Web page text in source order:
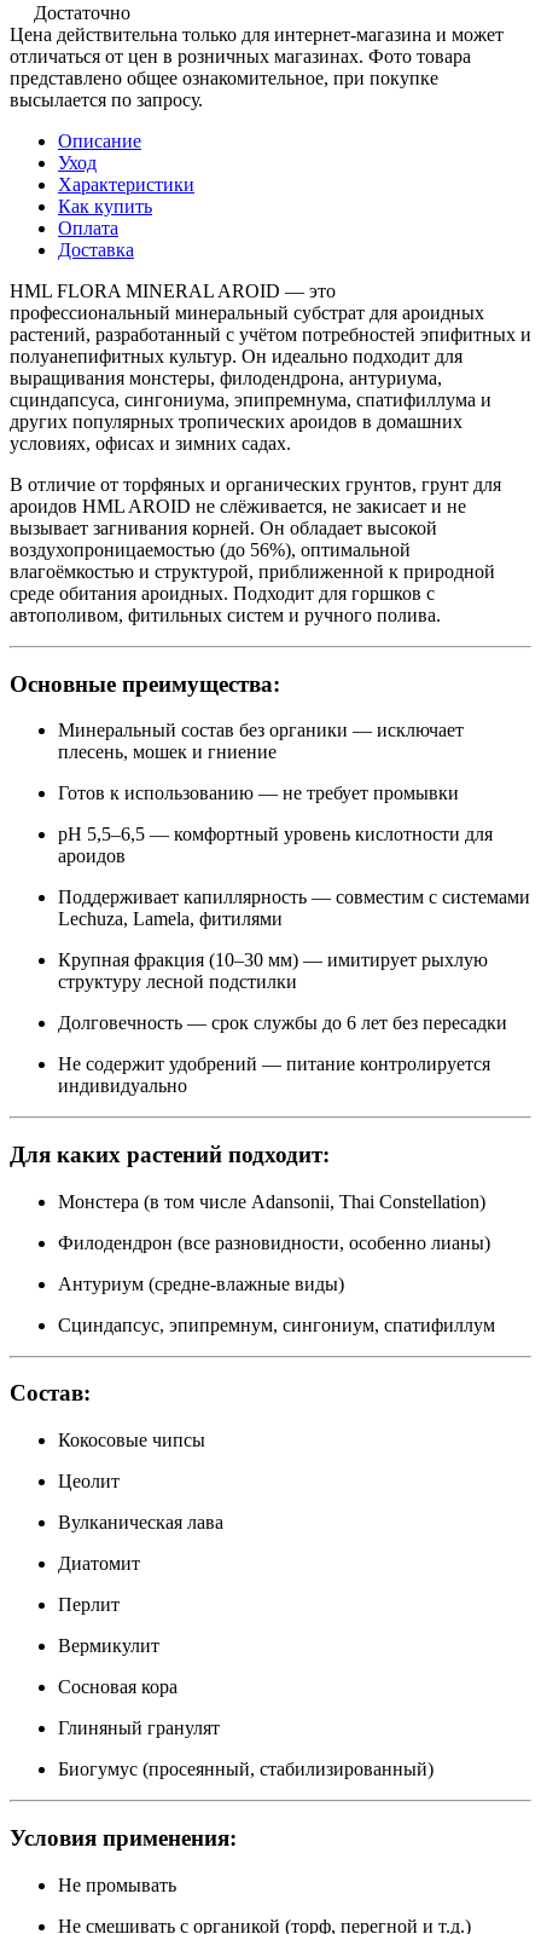
Достаточно
Цена действительна только для интернет-магазина и может
отличаться от цен в розничных магазинах. Фото товара
представлено общее ознакомительное, при покупке
высылается по запросу.
Описание
Уход
Характеристики
Как купить
Оплата
Доставка
HML FLORA MINERAL AROID — это
профессиональный минеральный субстрат для ароидных
растений, разработанный с учётом потребностей эпифитных и
полуанепифитных культур. Он идеально подходит для
выращивания монстеры, филодендрона, антуриума,
сциндапсуса, сингониума, эпипремнума, спатифиллума и
других популярных тропических ароидов в домашних
условиях, офисах и зимних садах.
В отличие от торфяных и органических грунтов, грунт для
ароидов HML AROID не слёживается, не закисает и не
вызывает загнивания корней. Он обладает высокой
воздухопроницаемостью (до 56%), оптимальной
влагоёмкостью и структурой, приближенной к природной
среде обитания ароидных. Подходит для горшков с
автополивом, фитильных систем и ручного полива.
Основные преимущества:
Минеральный состав без органики — исключает
плесень, мошек и гниение
Готов к использованию — не требует промывки
pH 5,5–6,5 — комфортный уровень кислотности для
ароидов
Поддерживает капиллярность — совместим с системами
Lechuza, Lamela, фитилями
Крупная фракция (10–30 мм) — имитирует рыхлую
структуру лесной подстилки
Долговечность — срок службы до 6 лет без пересадки
Не содержит удобрений — питание контролируется
индивидуально
Для каких растений подходит:
Монстера (в том числе Adansonii, Thai Constellation)
Филодендрон (все разновидности, особенно лианы)
Антуриум (средне-влажные виды)
Сциндапсус, эпипремнум, сингониум, спатифиллум
Состав:
Кокосовые чипсы
Цеолит
Вулканическая лава
Диатомит
Перлит
Вермикулит
Сосновая кора
Глиняный гранулят
Биогумус (просеянный, стабилизированный)
Условия применения:
Не промывать
Не смешивать с органикой (торф, перегной и т.д.)